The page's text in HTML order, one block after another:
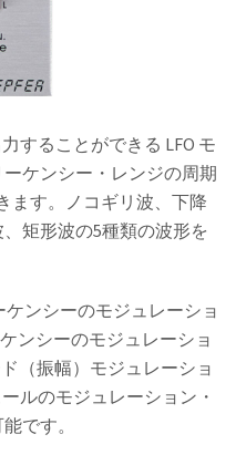
することができる LFO モ
ケンシー・レンジの周期
ます。ノコギリ波、下降
矩形波の5種類の波形を
ケンシーのモジュレーショ
ンシーのモジュレーショ
（振幅）モジュレーショ
ルのモジュレーション・
です。